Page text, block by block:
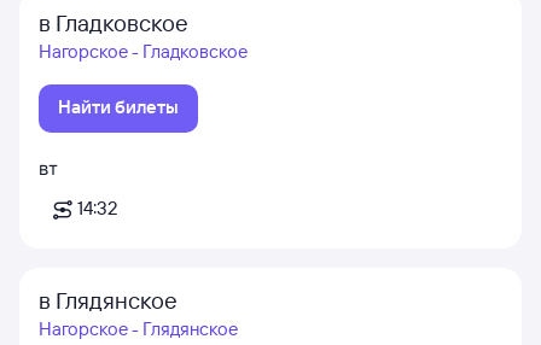
в Гладковское
Нагорское - Гладковское
Найти билеты
вт
14:32
в Глядянское
Нагорское - Глядянское